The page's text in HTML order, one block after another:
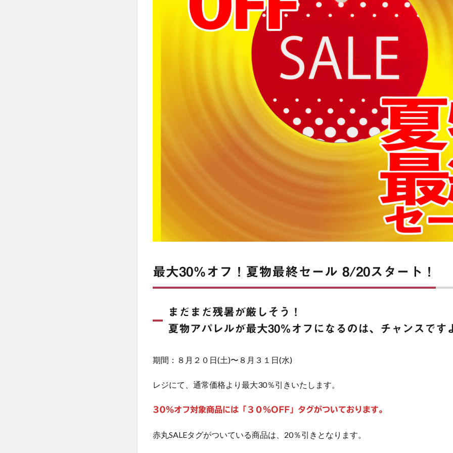
最大30％オフ！夏物最終セール 8/20スタート！
まだまだ残暑が厳しそう！
夏物アパレルが最大30％オフになるのは、チャンスです
期間：８月２０日(土)〜８月３１日(水)
レジにて、通常価格より最大30％引きいたします。
30％オフ対象商品には「３０％OFF」タグがついております。
赤丸SALEタグがついている商品は、20％引きとなります。